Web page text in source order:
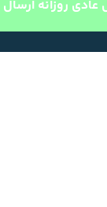
روزانه ارسال